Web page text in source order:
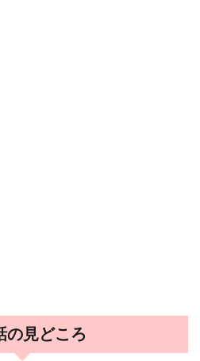
の見どころ